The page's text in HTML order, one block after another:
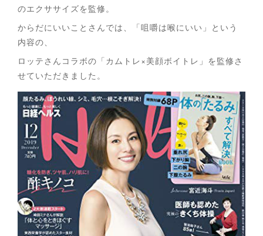
のエクササイズを監修。
からだにいいことさんでは、「咀嚼は喉にいい」という
内容の、
ロッテさんコラボの「カムトレ×美顔ボイトレ」を監修さ
せていただきました。